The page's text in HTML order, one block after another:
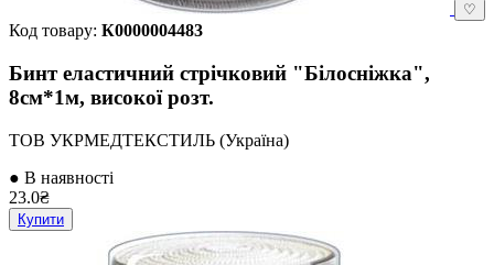
♡
Код товару: К0000004483
Бинт еластичний стрічковий "Білосніжка",
8см*1м, високої розт.
ТОВ УКРМЕДТЕКСТИЛЬ (Україна)
● В наявності
23.0₴
Купити